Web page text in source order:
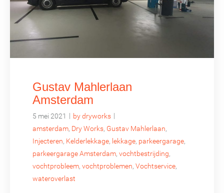
Gustav Mahlerlaan
Amsterdam
5 mei 2021 | by dryworks |
amsterdam, Dry Works, Gustav Mahlerlaan,
Injecteren, Kelderlekkage, lekkage, parkeergarage,
parkeergarage Amsterdam, vochtbestrijding,
vochtprobleem, vochtproblemen, Vochtservice,
wateroverlast